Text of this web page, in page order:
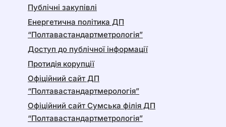
Публічні закупівлі
Енергетична політика ДП
“Полтавастандартметрологія”
Доступ до публічної інформації
Протидія корупції
Офіційний сайт ДП
“Полтавастандартмерологія”
Офіційний сайт Сумська філія ДП
“Полтавастандартметрологія”